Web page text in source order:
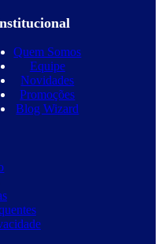
Quem Somos
Equipe
Novidades
Promoções
Blog Wizard